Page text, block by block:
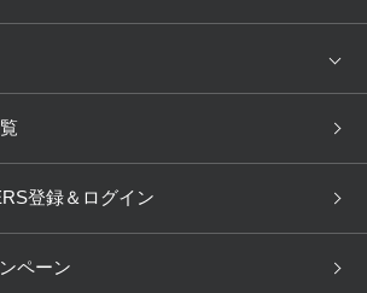
une nana cool
Mens Innerwear
ス
ワコールスタイル
登録＆ログイン
ペーン